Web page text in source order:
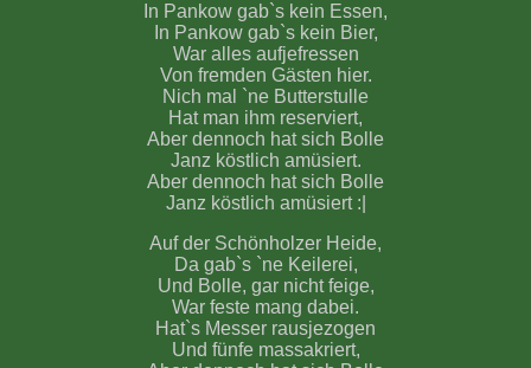
In Pankow gab`s kein Essen,
In Pankow gab`s kein Bier,
War alles aufjefressen
Von fremden Gästen hier.
Nich mal `ne Butterstulle
Hat man ihm reserviert,
Aber dennoch hat sich Bolle
Janz köstlich amüsiert.
Aber dennoch hat sich Bolle
Janz köstlich amüsiert :|
Auf der Schönholzer Heide,
Da gab`s `ne Keilerei,
Und Bolle, gar nicht feige,
War feste mang dabei.
Hat`s Messer rausjezogen
Und fünfe massakriert,